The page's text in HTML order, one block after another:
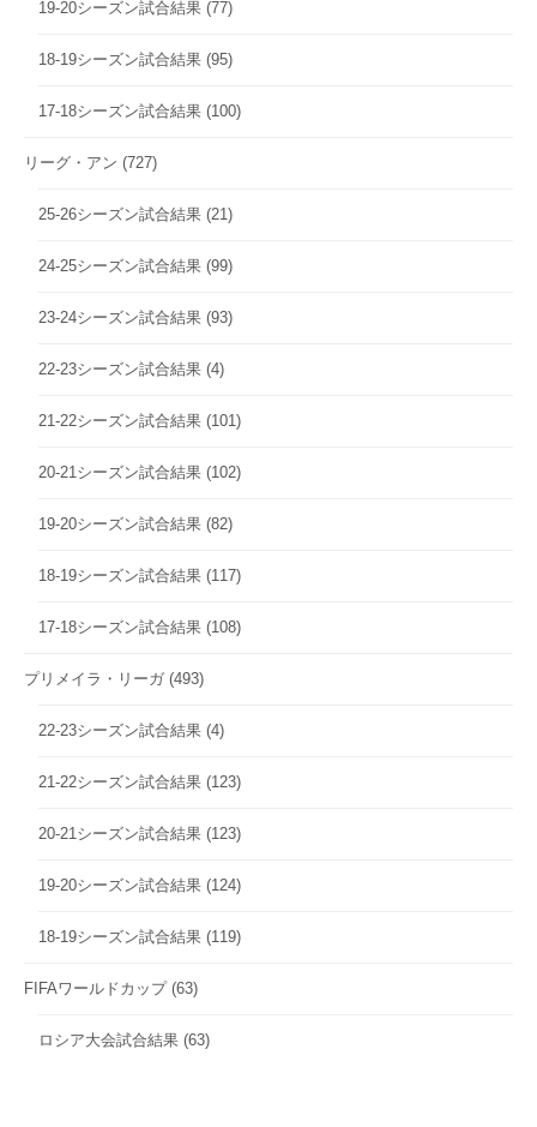
19-20シーズン試合結果 (77)
18-19シーズン試合結果 (95)
17-18シーズン試合結果 (100)
リーグ・アン (727)
25-26シーズン試合結果 (21)
24-25シーズン試合結果 (99)
23-24シーズン試合結果 (93)
22-23シーズン試合結果 (4)
21-22シーズン試合結果 (101)
20-21シーズン試合結果 (102)
19-20シーズン試合結果 (82)
18-19シーズン試合結果 (117)
17-18シーズン試合結果 (108)
プリメイラ・リーガ (493)
22-23シーズン試合結果 (4)
21-22シーズン試合結果 (123)
20-21シーズン試合結果 (123)
19-20シーズン試合結果 (124)
18-19シーズン試合結果 (119)
FIFAワールドカップ(63)
ロシア大会試合結果 (63)